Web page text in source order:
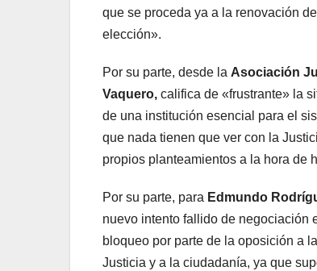
que se proceda ya a la renovación
elección».
Por su parte, desde la Asociación
Vaquero, califica de «frustrante» la
de una institución esencial para el
que nada tienen que ver con la
propios planteamientos a la hora de
Por su parte, para Edmundo
nuevo intento fallido de negociación
bloqueo por parte de la oposición a
Justicia y a la ciudadanía, ya que